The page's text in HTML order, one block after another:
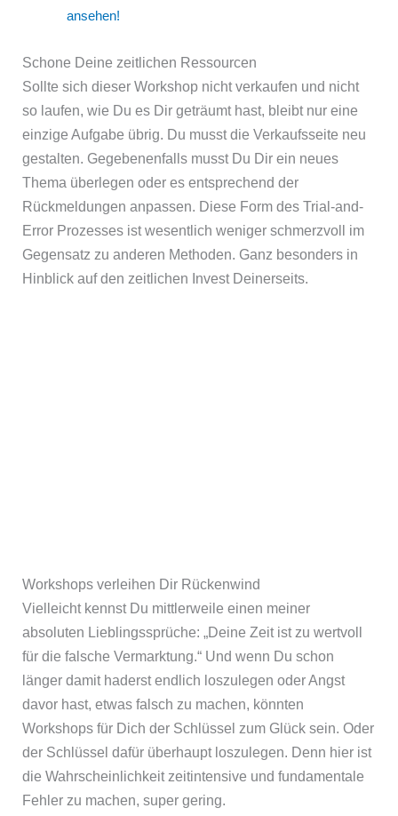
ansehen!
Schone Deine zeitlichen Ressourcen
Sollte sich dieser Workshop nicht verkaufen und nicht
so laufen, wie Du es Dir geträumt hast, bleibt nur eine
einzige Aufgabe übrig. Du musst die Verkaufsseite neu
gestalten. Gegebenenfalls musst Du Dir ein neues
Thema überlegen oder es entsprechend der
Rückmeldungen anpassen. Diese Form des Trial-and-
Error Prozesses ist wesentlich weniger schmerzvoll im
Gegensatz zu anderen Methoden. Ganz besonders in
Hinblick auf den zeitlichen Invest Deinerseits.
Workshops verleihen Dir Rückenwind
Vielleicht kennst Du mittlerweile einen meiner
absoluten Lieblingssprüche: „Deine Zeit ist zu wertvoll
für die falsche Vermarktung.“ Und wenn Du schon
länger damit haderst endlich loszulegen oder Angst
davor hast, etwas falsch zu machen, könnten
Workshops für Dich der Schlüssel zum Glück sein. Oder
der Schlüssel dafür überhaupt loszulegen. Denn hier ist
die Wahrscheinlichkeit zeitintensive und fundamentale
Fehler zu machen, super gering.